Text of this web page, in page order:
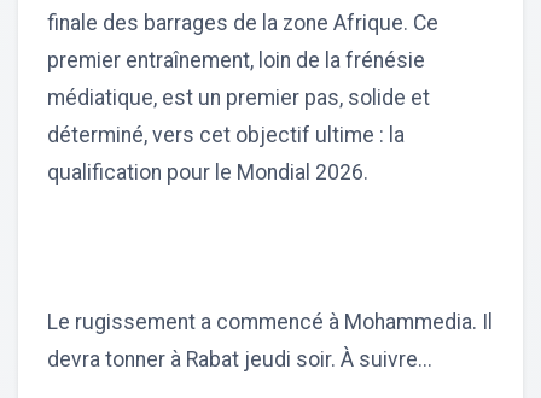
finale des barrages de la zone Afrique. Ce
premier entraînement, loin de la frénésie
médiatique, est un premier pas, solide et
déterminé, vers cet objectif ultime : la
qualification pour le Mondial 2026.
Le rugissement a commencé à Mohammedia. Il
devra tonner à Rabat jeudi soir. À suivre...